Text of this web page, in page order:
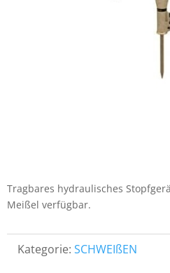
Tragbares hydraulisches
Meißel verfügbar.
Kategorie: SCHWEIßEN